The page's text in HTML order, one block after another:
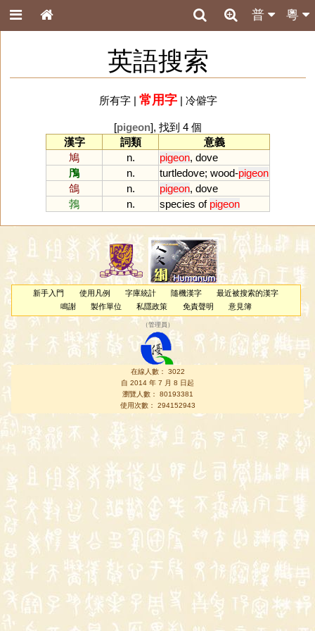
粵
普
英語搜索
所有字| 常用字| 冷僻字
[pigeon], 找到 4 個
漢字
詞類
意義
鳩
n. pigeon, dove
鳲
n. turtledove; wood-pigeon
鴿
n. pigeon, dove
鵓
n. species of pigeon
新手入門 使用凡例 字庫統計 隨機漢字
最近被搜索的漢字
鳴謝
製作單位 私隱政策 免責聲明 意見簿
（管理員 ）
在線人數： 3022
自 2014 年 7 月 8 日起
瀏覽人數： 80193381
使用次數： 294152943